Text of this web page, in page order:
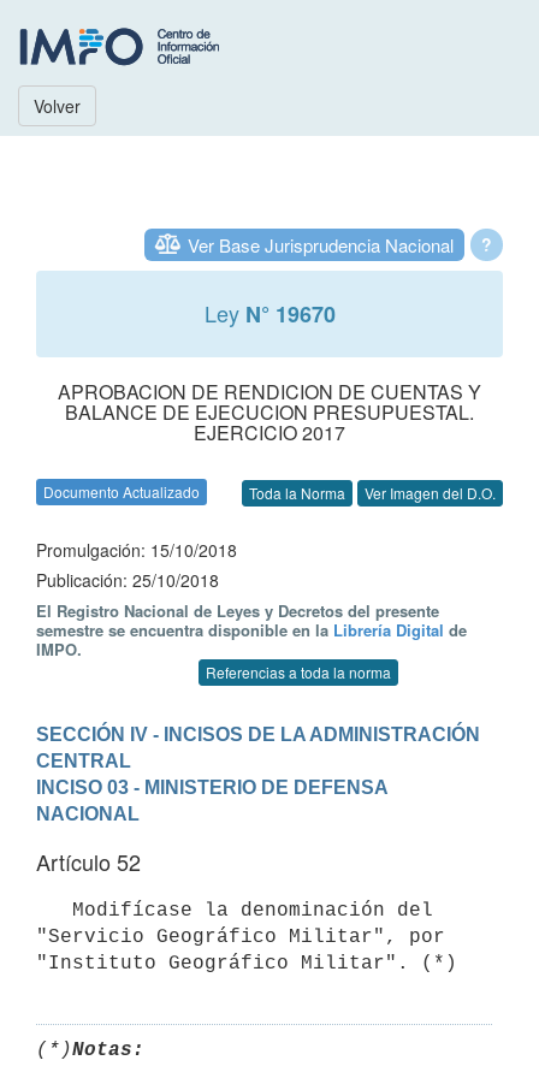
Volver
?
Ver Base Jurisprudencia Nacional
Ley N° 19670
APROBACION DE RENDICION DE CUENTAS Y
BALANCE DE EJECUCION PRESUPUESTAL.
EJERCICIO 2017
Documento Actualizado Toda la Norma Ver Imagen del D.O.
Promulgación: 15/10/2018
Publicación: 25/10/2018
El Registro Nacional de Leyes y Decretos del presente
semestre se encuentra disponible en la Librería Digital de
IMPO.
Referencias a toda la norma
SECCIÓN IV - INCISOS DE LA ADMINISTRACIÓN
CENTRAL
INCISO 03 - MINISTERIO DE DEFENSA
NACIONAL
Artículo 52
"Servicio Geográfico Militar", por
(*)Notas: